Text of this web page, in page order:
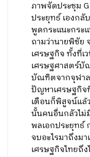
ภาพจัดประชุม
ประยุทธ์ เองกลั
พูดกระแนะกระ
ถามว่านายพิชัย
เศรษฐกิจ ทั้งที่
เศรษฐศาสตร์บั
บัณฑิตจากจุฬา
ปัญหาเศรษฐกิจ
เตือนก็พิสูจน์แล้
นั้นคนอื่นกลัวไม่
พลเอกประยุทธ์
จบอะไรมาถึงม
เศรษฐกิจไทยถึ